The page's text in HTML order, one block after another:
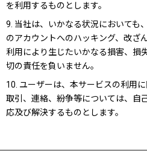
を利用するものとします。
9. 当社は、いかなる状況においても
のアカウントへのハッキング、改ざ
利用により生じたいかなる損害、損
切の責任を負いません。
10. ユーザーは、本サービスの利用
取引、連絡、紛争等については、自
応及び解決するものとします。